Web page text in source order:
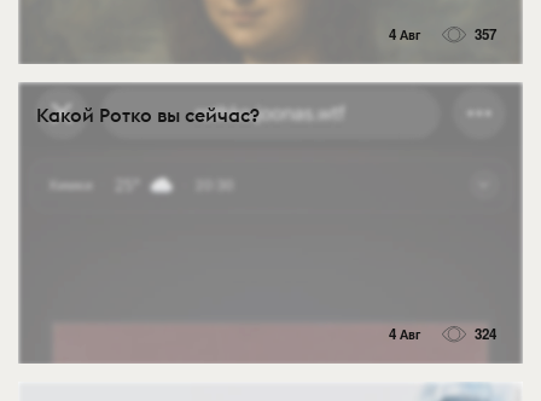
4 Авг 357
Какой Ротко вы сейчас?
4 Авг 324